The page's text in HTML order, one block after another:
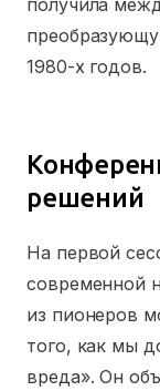
получила
1980-х годов.
решений
На первой
современной
из пионеров
того, как мы
вреда». Он